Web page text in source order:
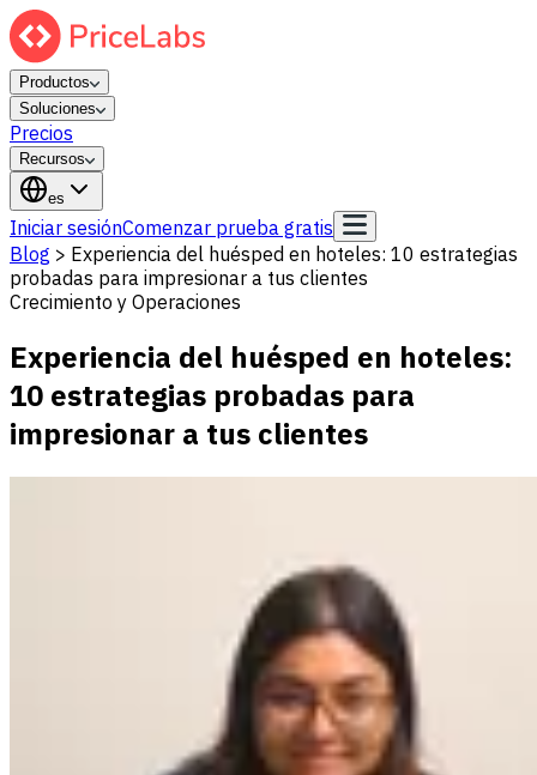
Productos
Soluciones
Precios
Recursos
es
Iniciar sesiónComenzar prueba gratis
Blog > Experiencia del huésped en hoteles: 10 estrategias
probadas para impresionar a tus clientes
Crecimiento y Operaciones
Experiencia del huésped en hoteles:
10 estrategias probadas para
impresionar a tus clientes